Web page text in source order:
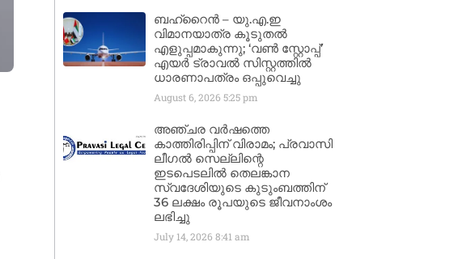
ബഹ്‌റൈൻ – യു.എ.ഇ
വിമാനയാത്ര കൂടുതൽ
എളുപ്പമാകുന്നു; ‘വൺ സ്റ്റോപ്പ്’
എയർ ട്രാവൽ സിസ്റ്റത്തിൽ
ധാരണാപത്രം ഒപ്പുവെച്ചു
August 6, 2026 5:25 pm
അഞ്ചര വർഷത്തെ
കാത്തിരിപ്പിന് വിരാമം; പ്രവാസി
ലീഗൽ സെല്ലിന്റെ
ഇടപെടലിൽ തെലങ്കാന
സ്വദേശിയുടെ കുടുംബത്തിന്
36 ലക്ഷം രൂപയുടെ ജീവനാംശം
ലഭിച്ചു
July 14, 2026 8:41 am